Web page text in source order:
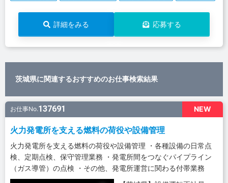
詳細をみる 応募する
茨城県に関連するおすすめのお仕事検索結果
NEW
お仕事No.137691
火力発電所を支える燃料の荷役や設備管理
火力発電所を支える燃料の荷役や設備管理 ・各種設備の日常点
検、定期点検、保守管理業務 ・発電所間をつなぐパイプライン
（ガス導管）の点検 ・その他、発電所運営に関わる付帯業務